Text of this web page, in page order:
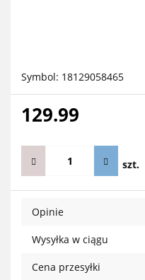
Symbol: 18129058465
129.99
szt.
Opinie
Wysyłka w ciągu
Cena przesyłki